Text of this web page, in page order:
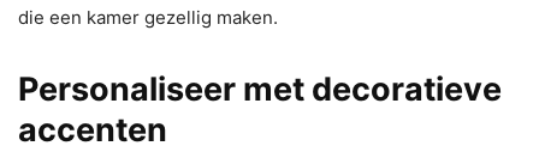
die een kamer gezellig maken.
Personaliseer met decoratieve
accenten